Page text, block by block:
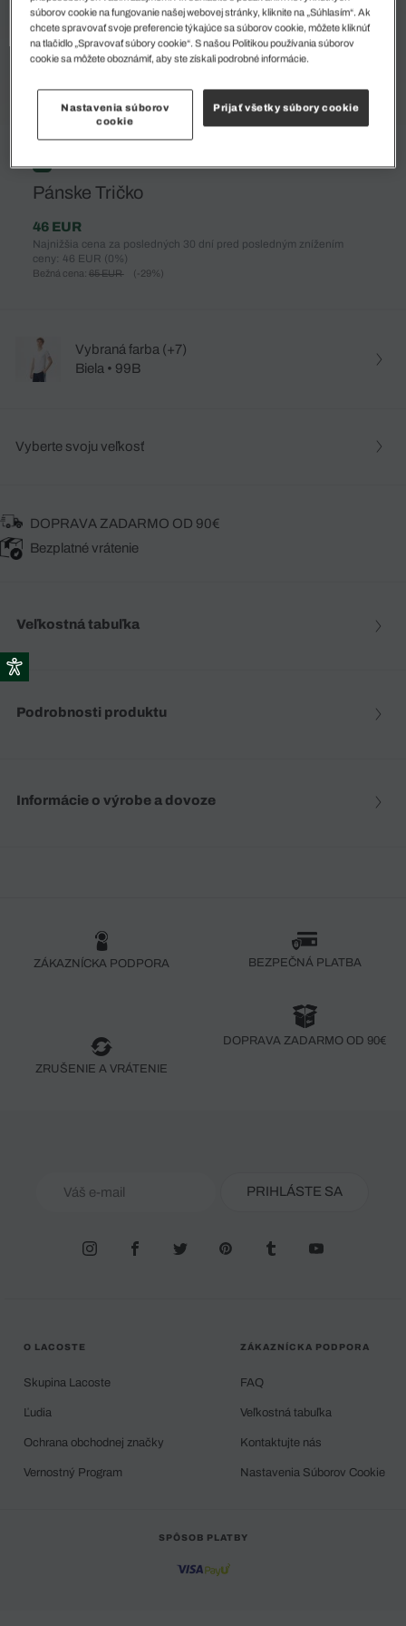
%
Pánske Tričko
46 EUR
Najnižšia cena za posledných 30 dní pred posledným znížením
ceny: 46 EUR (0%)
Bežná cena: 65 EUR (-29%)
Vybraná farba (+7)
Biela • 99B
Vyberte svoju veľkosť
DOPRAVA ZADARMO OD 90€
Bezplatné vrátenie
Veľkostná tabuľka
Podrobnosti produktu
Informácie o výrobe a dovoze
ZÁKAZNÍCKA PODPORA BEZPEČNÁ PLATBA
ZRUŠENIE A VRÁTENIE
DOPRAVA ZADARMO OD 90€
PRIHLÁSTE SA
O LACOSTE
Skupina Lacoste
Ľudia
Ochrana obchodnej značky
Vernostný Program
ZÁKAZNÍCKA PODPORA
FAQ
Veľkostná tabuľka
Kontaktujte nás
Nastavenia Súborov Cookie
SPÔSOB PLATBY
súborov cookie na fungovanie našej webovej stránky, kliknite na „Súhlasím“. Ak
chcete spravovať svoje preferencie týkajúce sa súborov cookie, môžete kliknúť
na tlačidlo „Spravovať súbory cookie“. S našou Politikou používania súborov
cookie sa môžete oboznámiť, aby ste získali podrobné informácie.
Nastavenia súborov
cookie
Prijať všetky súbory cookie